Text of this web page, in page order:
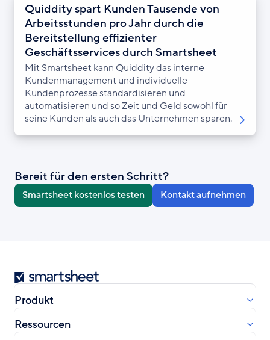
Quiddity spart Kunden Tausende von
Arbeitsstunden pro Jahr durch die
Bereitstellung effizienter
Geschäftsservices durch Smartsheet
Mit Smartsheet kann Quiddity das interne
Kundenmanagement und individuelle
Kundenprozesse standardisieren und
automatisieren und so Zeit und Geld sowohl für
seine Kunden als auch das Unternehmen sparen.
Bereit für den ersten Schritt?
Smartsheet kostenlos testen Kontakt aufnehmen
Smartsheet
Produkt
Ressourcen